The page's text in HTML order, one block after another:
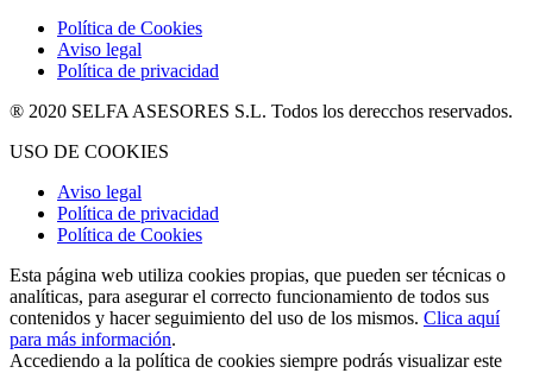
Política de Cookies
Aviso legal
Política de privacidad
® 2020 SELFA ASESORES S.L. Todos los derecchos reservados.
USO DE COOKIES
Aviso legal
Política de privacidad
Política de Cookies
Esta página web utiliza cookies propias, que pueden ser técnicas o
analíticas, para asegurar el correcto funcionamiento de todos sus
contenidos y hacer seguimiento del uso de los mismos. Clica aquí
para más información.
Accediendo a la política de cookies siempre podrás visualizar este